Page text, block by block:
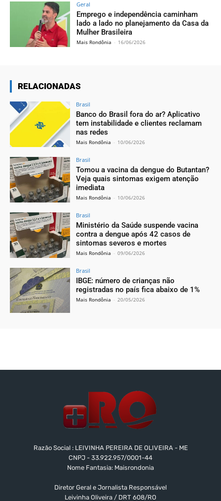
Geral
Emprego e independência caminham
lado a lado no planejamento da Casa da
Mulher Brasileira
Mais Rondônia - 16/06/2026
RELACIONADAS
Brasil
Banco do Brasil fora do ar? Aplicativo
tem instabilidade e clientes reclamam
nas redes
Mais Rondônia - 10/06/2026
Brasil
Tomou a vacina da dengue do Butantan?
Veja quais sintomas exigem atenção
imediata
Mais Rondônia - 10/06/2026
Brasil
Ministério da Saúde suspende vacina
contra a dengue após 42 casos de
sintomas severos e mortes
Mais Rondônia - 09/06/2026
Brasil
IBGE: número de crianças não
registradas no país fica abaixo de 1%
Mais Rondônia - 20/05/2026
Razão Social : LEIVINHA PEREIRA DE OLIVEIRA - ME
CNPJ - 33.922.957/0001-44
Nome Fantasia: Maisrondonia
Diretor Geral e Jornalista Responsável
Leivinha Oliveira / DRT 608/RO